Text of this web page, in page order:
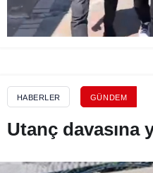
HABERLER GÜNDEM
Utanç davasına